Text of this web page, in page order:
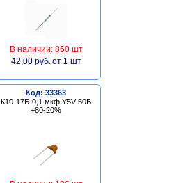
В наличии: 860 шт
42,00 руб. от 1 шт
Код: 33363
К10-17Б-0,1 мкф Y5V 50В
+80-20%